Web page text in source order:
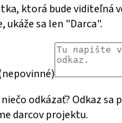
ktorá bude viditeľná
ukáže sa len "Darca".
nepovinné)
odkázať? Odkaz sa
darcov projektu.